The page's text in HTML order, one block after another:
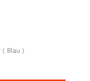
( Blau )